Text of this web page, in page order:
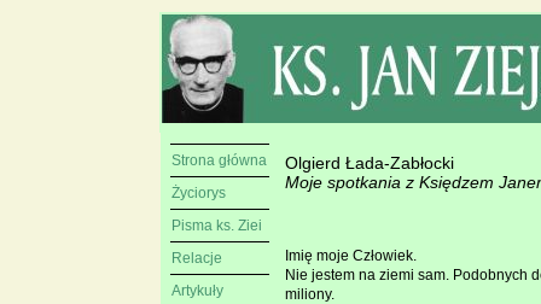
Strona główna
Życiorys
Pisma ks. Ziei
Relacje
Artykuły
Olgierd Łada-Zabłocki
Moje spotkania z Księdzem
Imię moje Człowiek.
Nie jestem na ziemi sam. Podobnych
miliony.